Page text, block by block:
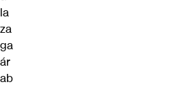
la
za
ga
ár
ab